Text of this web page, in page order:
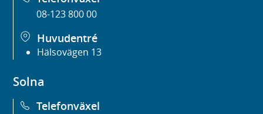
08-123 800 00
Huvudentré
Hälsovägen 13
Solna
Telefonväxel